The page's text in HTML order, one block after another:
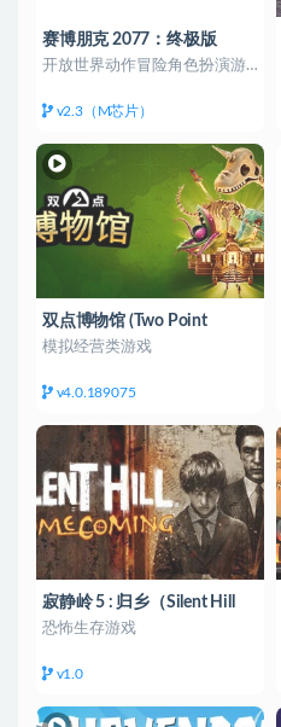
赛博朋克 2077：终极版
（Cyberpunk 2077:
开放世界动作冒险角色扮演游戏
v2.3（M芯片）
双点博物馆 (Two Point
Museum)
模拟经营类游戏
v4.0.189075
寂静岭 5 : 归乡（Silent Hill
Homecoming 5 ）
恐怖生存游戏
v1.0